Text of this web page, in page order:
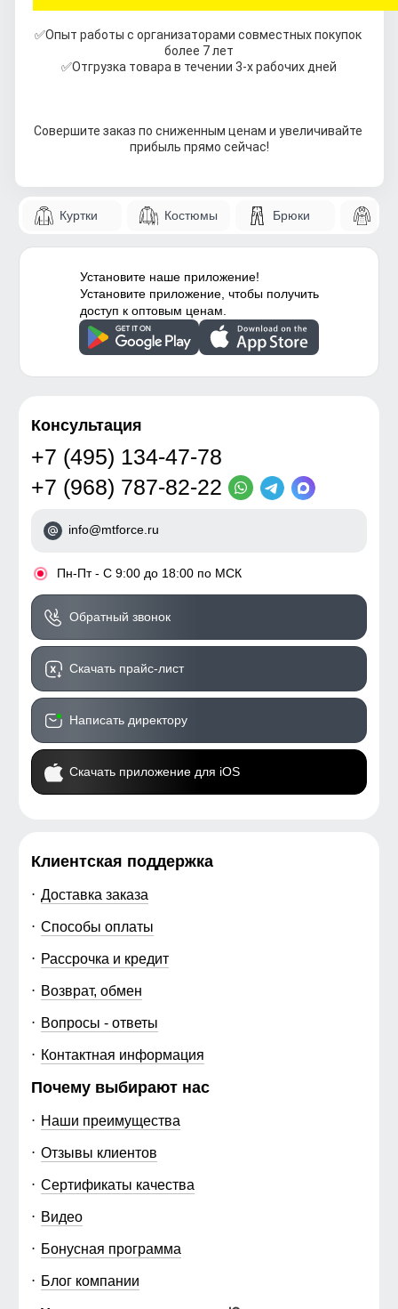
✅Опыт работы с организаторами совместных покупок
более 7 лет
✅Отгрузка товара в течении 3-х рабочих дней
Совершите заказ по сниженным ценам и увеличивайте
прибыль прямо сейчас!
Куртки Костюмы Брюки
Установите наше приложение!
Установите приложение, чтобы получить
доступ к оптовым ценам.
Консультация
+7 (495) 134-47-78
+7 (968) 787-82-22
info@mtforce.ru
• Пн-Пт - С 9:00 до 18:00 по МСК
Обратный звонок
Скачать прайс-лист
Написать директору
Скачать приложение для iOS
Клиентская поддержка
Доставка заказа
Способы оплаты
Рассрочка и кредит
Возврат, обмен
Вопросы - ответы
Контактная информация
Почему выбирают нас
Наши преимущества
Отзывы клиентов
Сертификаты качества
Видео
Бонусная программа
Блог компании